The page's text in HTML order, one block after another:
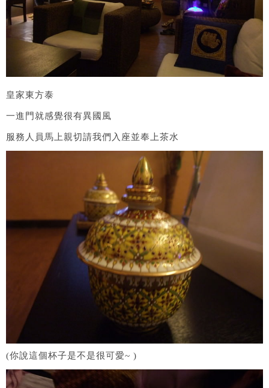
皇家東方泰
一進門就感覺很有異國風
服務人員馬上親切請我們入座並奉上茶水
(你說這個杯子是不是很可愛~ )